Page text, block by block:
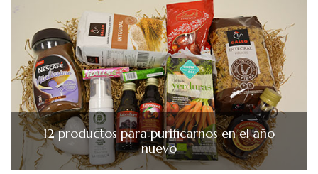
12 productos para purificarnos en el año
nuevo